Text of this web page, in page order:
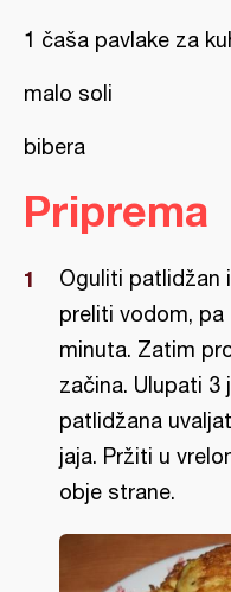
1 čaša pavlake za
malo soli
bibera
Priprema
Oguliti patlidžan
preliti vodom,
minuta. Zatim
začina. Ulupati 3
patlidžana
jaja. Pržiti u
obje strane.